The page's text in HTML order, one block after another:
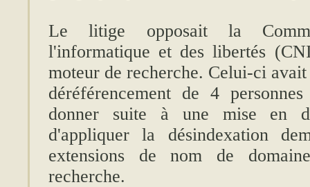
Le litige opposait la
l'informatique et des libertés
moteur de recherche. Celui-ci
déréférencement de 4
donner suite à une mise en
d'appliquer la désindexation
extensions de nom de
recherche.